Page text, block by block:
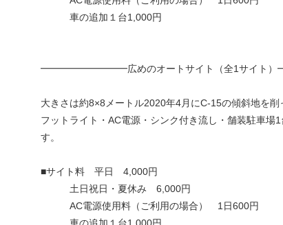
車の追加１台1,000円
━━━━━━━━━広めのオートサイト（全1サイ
大きさは約8×8メートル2020年4月にC-15の傾斜地を削
フットライト・AC電源・シンク付き流し・舗装駐車場
す。
■サイト料 平日 4,000円
土日祝日・夏休み 6,000円
AC電源使用料（ご利用の場合） 1日600円